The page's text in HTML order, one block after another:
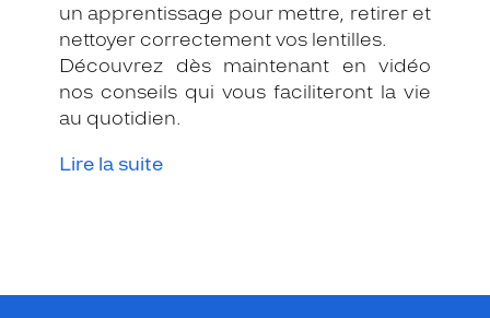
un apprentissage pour mettre, retirer et
nettoyer correctement vos lentilles.
Découvrez dès maintenant en vidéo
nos conseils qui vous faciliteront la vie
au quotidien.
Lire la suite